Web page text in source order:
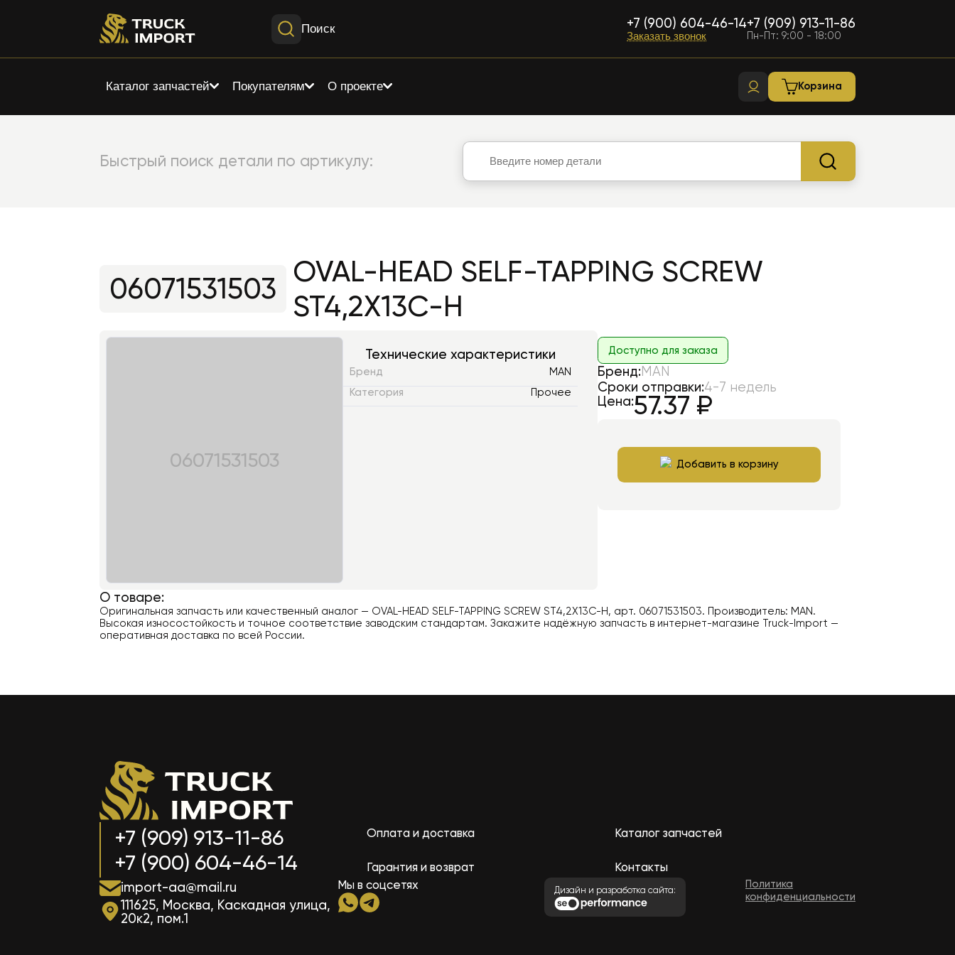
Поиск +7 (900) 604-46-14
Заказать звонок
+7 (909) 913-11-86
Пн-Пт: 9:00 - 18:00
Каталог запчастей Покупателям О проекте Корзина
Быстрый поиск детали по артикулу:
OVAL-HEAD SELF-TAPPING SCREW
ST4,2X13C-H
06071531503
06071531503
Технические характеристики
Бренд
MAN
Категория
Прочее
Доступно для заказа
Бренд:MAN
Сроки отправки:4-7 недель
Цена:57.37 ₽
Добавить в корзину
О товаре:
Оригинальная запчасть или качественный аналог — OVAL-HEAD SELF-TAPPING SCREW ST4,2X13C-H, арт. 06071531503. Производитель: MAN.
Высокая износостойкость и точное соответствие заводским стандартам. Закажите надёжную запчасть в интернет-магазине Truck-Import —
оперативная доставка по всей России.
+7 (909) 913-11-86
+7 (900) 604-46-14
Оплата и доставка
Гарантия и возврат
Каталог запчастей
Контакты
import-aa@mail.ru
111625, Москва, Каскадная улица,
20к2, пом.1
Мы в соцсетях Дизайн и разработка сайта:
Политика
конфиденциальности